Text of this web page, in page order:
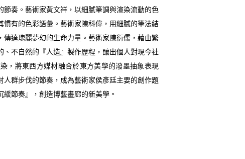
奏。藝術家黃文祥，以細膩筆調與渲染流動的色
有的色彩語彙。藝術家陳科偉，用細膩的筆法結
達瑰麗夢幻的生命力量。藝術家陳衍儒，藉由繁
不自然的『人造』製作歷程，釀出個人對現今社
，將東西方媒材融合於東方美學的潑墨抽象表現
群步伐的節奏，成為藝術家侯彥廷主要的創作題
節奏』，創造博藝畫廊的新美學。